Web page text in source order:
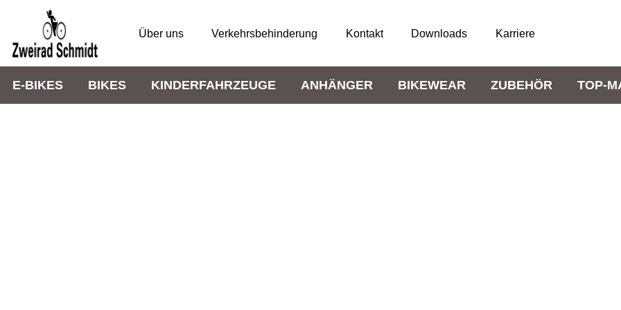
Über uns Verkehrsbehinderung Kontakt Downloads Karriere
E-BIKES BIKES KINDERFAHRZEUGE ANHÄNGER BIKEWEAR ZUBEHÖR TOP-